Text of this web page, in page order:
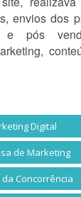
envios dos
pós
Digital
de Marketing
Concorrência